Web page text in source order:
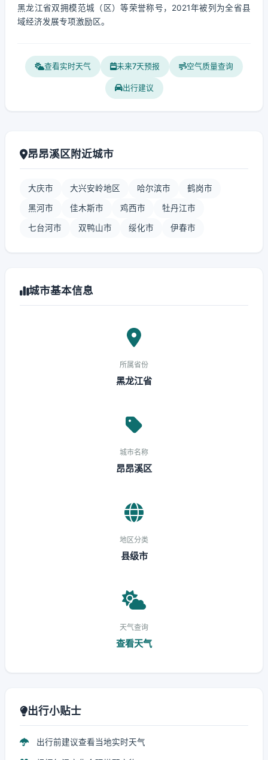
黑龙江省双拥模范城（区）等荣誉称号，2021年被列为全省县
域经济发展专项激励区。
查看实时天气 未来7天预报 空气质量查询
出行建议
昂昂溪区附近城市
大庆市 大兴安岭地区 哈尔滨市 鹤岗市
黑河市 佳木斯市 鸡西市 牡丹江市
七台河市 双鸭山市 绥化市 伊春市
城市基本信息
所属省份
黑龙江省
城市名称
昂昂溪区
地区分类
县级市
天气查询
查看天气
出行小贴士
出行前建议查看当地实时天气